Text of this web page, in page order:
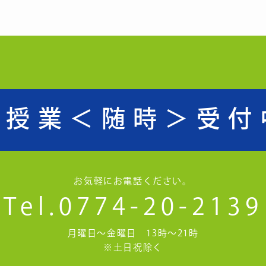
業 ＜随時＞受
お気軽にお電話ください。
Tel.0774-20-2139
月曜日～金曜日 13時～21時
※土日祝除く